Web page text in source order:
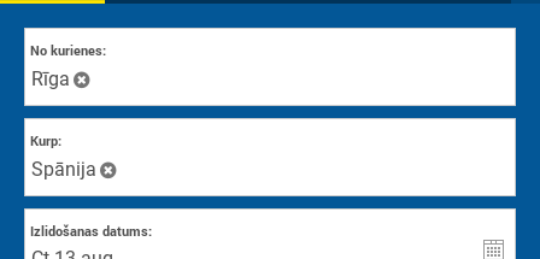
No kurienes:
Rīga
Kurp:
Spānija
Izlidošanas datums: